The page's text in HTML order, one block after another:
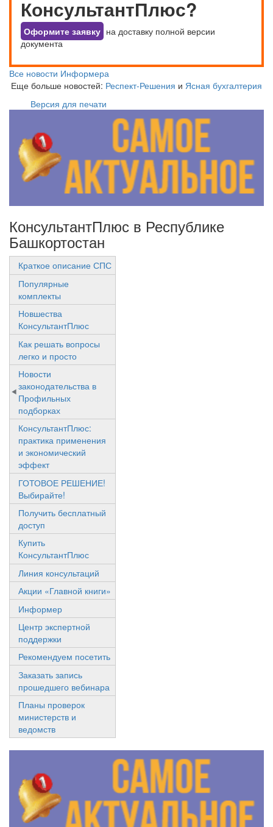
КонсультантПлюс?
Оформите заявку на доставку полной версии
документа
Все новости Информера
Еще больше новостей: Респект-Решения и Ясная бухгалтерия
Версия для печати
КонсультантПлюс в Республике
Башкортостан
Краткое описание СПС
Популярные
комплекты
Новшества
КонсультантПлюс
Как решать вопросы
легко и просто
Новости
законодательства в
Профильных
подборках
КонсультантПлюс:
практика применения
и экономический
эффект
ГОТОВОЕ РЕШЕНИЕ!
Выбирайте!
Получить бесплатный
доступ
Купить
КонсультантПлюс
Линия консультаций
Акции «Главной книги»
Информер
Центр экспертной
поддержки
Рекомендуем посетить
Заказать запись
прошедшего вебинара
Планы проверок
министерств и
ведомств